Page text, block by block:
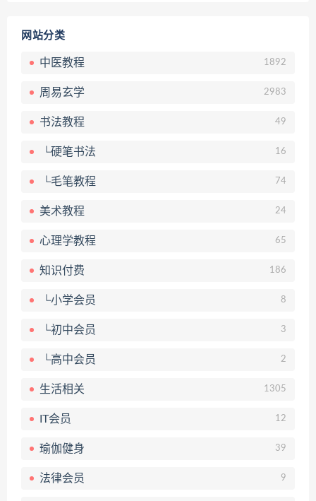
网站分类
中医教程 1892
周易玄学 2983
书法教程 49
└硬笔书法 16
└毛笔教程 74
美术教程 24
心理学教程 65
知识付费 186
└小学会员 8
└初中会员 3
└高中会员 2
生活相关 1305
IT会员 12
瑜伽健身 39
法律会员 9